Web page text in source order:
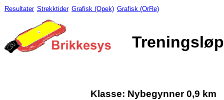
Resultater Strekktider Grafisk (Opek) Grafisk (OrRe)
Klasse: Nybegynner 0,9 km